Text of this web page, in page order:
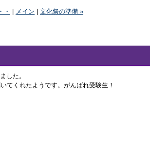
・ メイン 文化祭の準備 »
した。
てくれたようです。がんばれ受験生！